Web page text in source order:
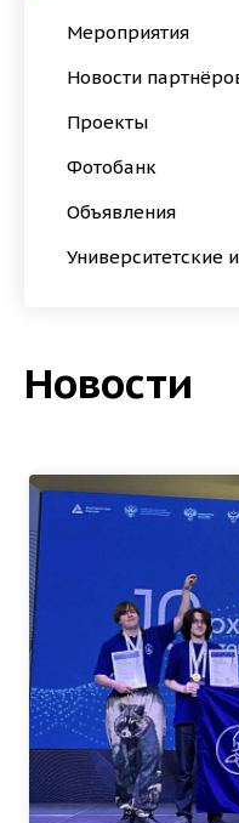
Мероприятия
Новости
Проекты
Фотобанк
Объявления
Университетские
Новости